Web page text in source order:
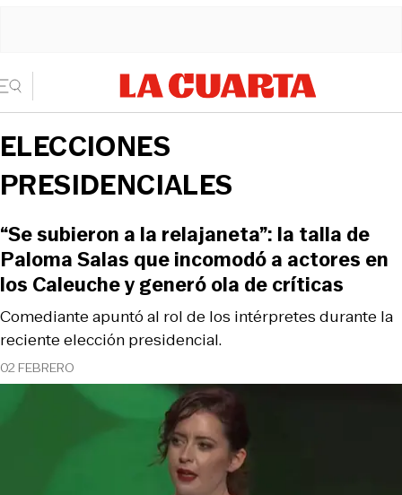
ELECCIONES
PRESIDENCIALES
02 FEBRERO
Comediante apuntó al rol de los intérpretes durante la
reciente elección presidencial.
“Se subieron a la relajaneta”: la talla de
Paloma Salas que incomodó a actores en
los Caleuche y generó ola de críticas